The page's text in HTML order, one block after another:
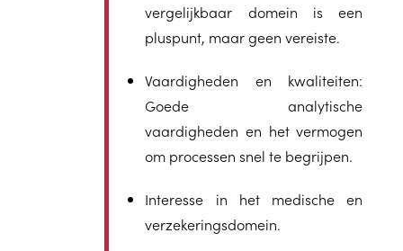
vergelijkbaar domein is een
pluspunt, maar geen vereiste.
Vaardigheden en kwaliteiten:
Goede analytische
vaardigheden en het vermogen
om processen snel te begrijpen.
Interesse in het medische en
verzekeringsdomein.